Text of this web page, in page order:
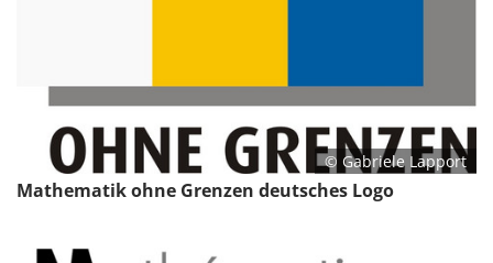
© Gabriele Lapport
Mathematik ohne Grenzen deutsches Logo